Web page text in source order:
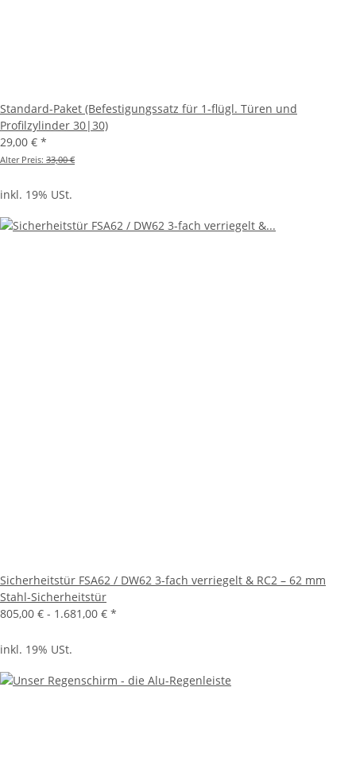
Standard-Paket (Befestigungssatz für 1-flügl. Türen und
Profilzylinder 30|30)
29,00 € *
Alter Preis: 33,00 €
inkl. 19% USt.
Sicherheitstür FSA62 / DW62 3-fach verriegelt & RC2 – 62 mm
Stahl-Sicherheitstür
805,00 € - 1.681,00 € *
inkl. 19% USt.